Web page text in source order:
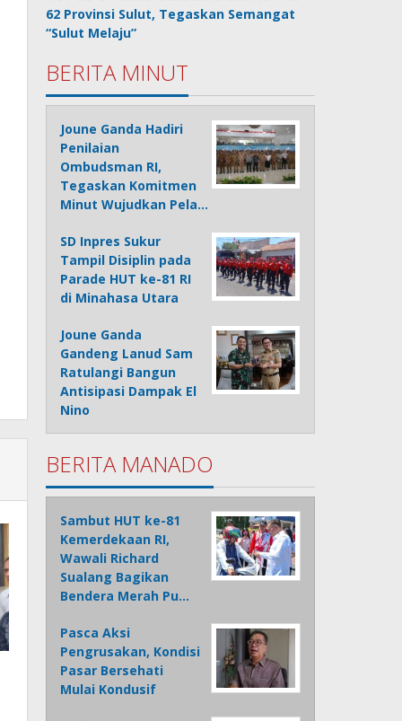
62 Provinsi Sulut, Tegaskan Semangat
“Sulut Melaju”
BERITA MINUT
Joune Ganda Hadiri
Penilaian
Ombudsman RI,
Tegaskan Komitmen
Minut Wujudkan Pela…
SD Inpres Sukur
Tampil Disiplin pada
Parade HUT ke-81 RI
di Minahasa Utara
Joune Ganda
Gandeng Lanud Sam
Ratulangi Bangun
Antisipasi Dampak El
Nino
BERITA MANADO
Sambut HUT ke-81
Kemerdekaan RI,
Wawali Richard
Sualang Bagikan
Bendera Merah Pu…
Pasca Aksi
Pengrusakan, Kondisi
Pasar Bersehati
Mulai Kondusif